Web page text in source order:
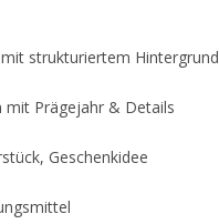
strukturiertem Hintergrund
mit Prägejahr & Details
Geschenkidee